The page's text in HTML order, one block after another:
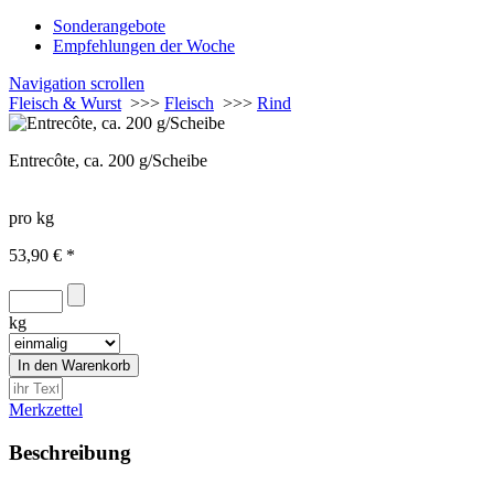
Sonderangebote
Empfehlungen der Woche
Navigation scrollen
Fleisch & Wurst >>> Fleisch >>> Rind
Entrecôte, ca. 200 g/Scheibe
pro kg
53,90 € *
kg
Merkzettel
Beschreibung